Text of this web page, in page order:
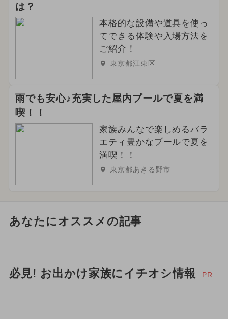
は？
本格的な設備や道具を使っ
てできる体験や入場方法を
ご紹介！
東京都江東区
雨でも安心♪充実した屋内プールで夏を満
喫！！
家族みんなで楽しめるバラ
エティ豊かなプールで夏を
満喫！！
東京都あきる野市
あなたにオススメの記事
必見! お出かけ家族にイチオシ情報 PR